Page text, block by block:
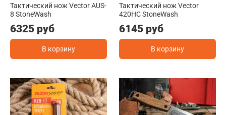
Тактический нож Vector AUS-
8 StoneWash
6325 руб
В корзину
Тактический нож Vector
420HC StoneWash
6145 руб
В корзину